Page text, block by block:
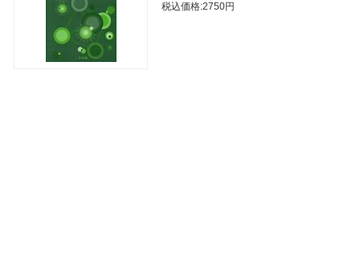
税込価格:2750円